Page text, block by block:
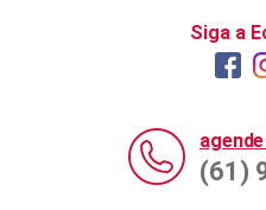
Siga a
(61)